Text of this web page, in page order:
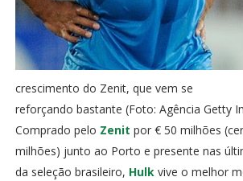
crescimento do Zenit, que vem se
reforçando bastante (Foto: Agência Getty
Comprado pelo Zenit por € 50 milhões
milhões) junto ao Porto e presente nas
da seleção brasileiro, Hulkvive o melhor